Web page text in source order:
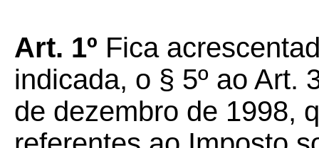
Art. 1º Fica
indicada, o § 5º ao Art.
de dezembro de 1998,